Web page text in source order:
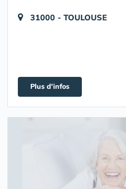
31000 - TOULOUSE
Plus d'infos